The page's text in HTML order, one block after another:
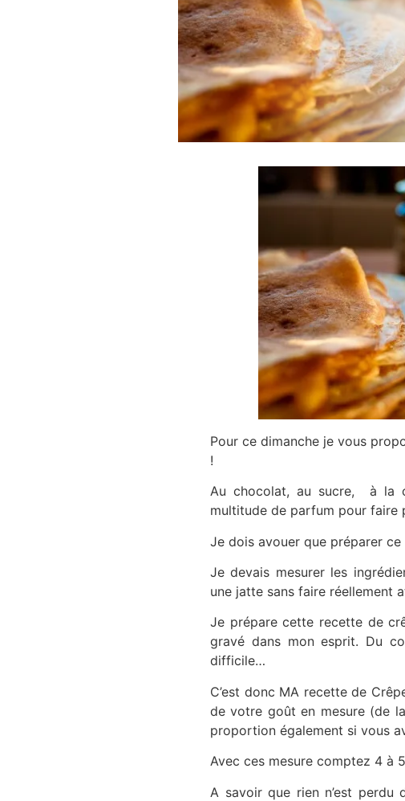
Pour ce dimanche je vous
!
Au chocolat, au sucre, à la
multitude de parfum pour faire
Je dois avouer que préparer
Je devais mesurer les
une jatte sans faire réellement
Je prépare cette recette de
gravé dans mon esprit. Du
difficile…
C’est donc MA recette de
de votre goût en mesure (de
proportion également si vous
Avec ces mesure comptez 4 à
A savoir que rien n’est